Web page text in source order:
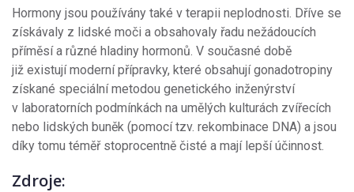
Hormony jsou používány také v terapii neplodnosti. Dříve se
získávaly z lidské moči a obsahovaly řadu nežádoucích
příměsí a různé hladiny hormonů. V současné době
již existují moderní přípravky, které obsahují gonadotropiny
získané speciální metodou genetického inženýrství
v laboratorních podmínkách na umělých kulturách zvířecích
nebo lidských buněk (pomocí tzv. rekombinace DNA) a jsou
díky tomu téměř stoprocentně čisté a mají lepší účinnost.
Zdroje: